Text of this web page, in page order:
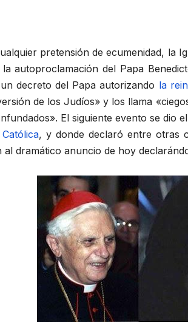
pretensión de ecumenidad, la
autoproclamación del Papa
decreto del Papa autorizando la
de los Judíos» y los llama
El siguiente evento se
, y donde declaró entre otras
dramático anuncio de hoy